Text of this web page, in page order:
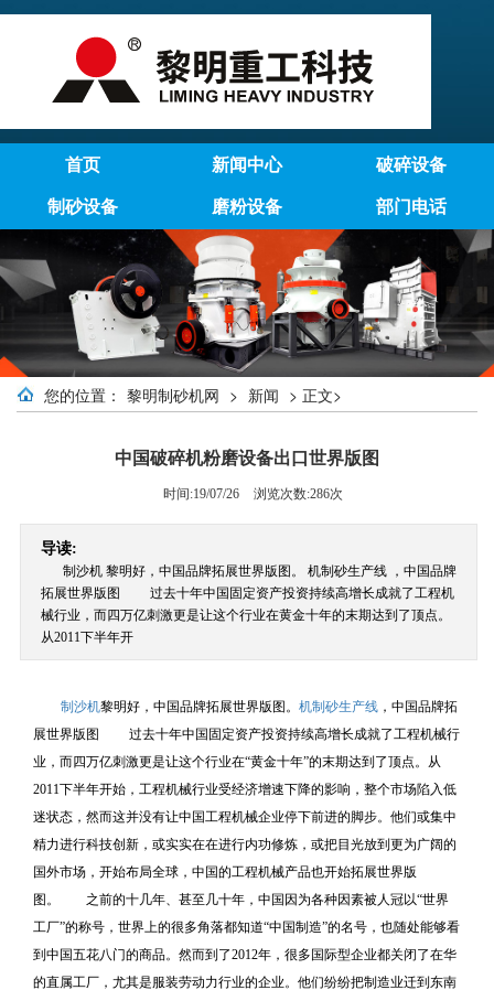
首页 新闻中心 破碎设备
制砂设备 磨粉设备 部门电话
您的位置： 黎明制砂机网 > 新闻 > 正文>
中国破碎机粉磨设备出口世界版图
时间:19/07/26 浏览次数:286次
导读:
制沙机 黎明好，中国品牌拓展世界版图。 机制砂生产线 ，中国品牌
拓展世界版图 过去十年中国固定资产投资持续高增长成就了工程机
械行业，而四万亿刺激更是让这个行业在黄金十年的末期达到了顶点。
从2011下半年开
制沙机黎明好，中国品牌拓展世界版图。 机制砂生产线 ，中国品牌拓
展世界版图 过去十年中国固定资产投资持续高增长成就了工程机械行
业，而四万亿刺激更是让这个行业在“黄金十年”的末期达到了顶点。从
2011下半年开始，工程机械行业受经济增速下降的影响，整个市场陷入低
迷状态，然而这并没有让中国工程机械企业停下前进的脚步。他们或集中
精力进行科技创新，或实实在在进行内功修炼，或把目光放到更为广阔的
国外市场，开始布局全球，中国的工程机械产品也开始拓展世界版
图。 之前的十几年、甚至几十年，中国因为各种因素被人冠以“世界
工厂”的称号，世界上的很多角落都知道“中国制造”的名号，也随处能够看
到中国五花八门的商品。然而到了2012年，很多国际型企业都关闭了在华
的直属工厂，尤其是服装劳动力行业的企业。他们纷纷把制造业迁到东南